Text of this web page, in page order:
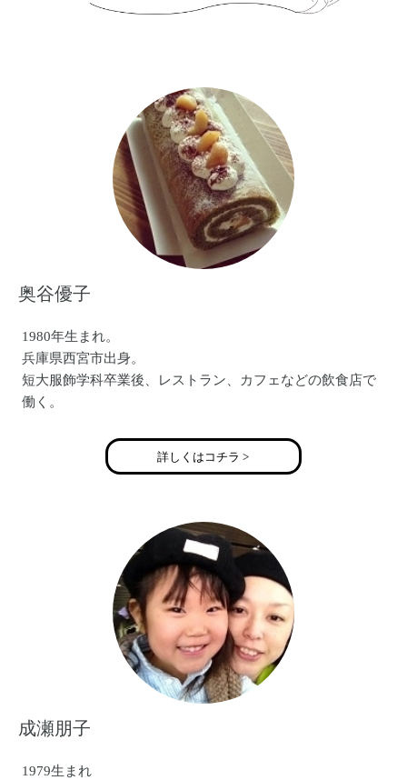
奥谷優子
1980年生まれ。
兵庫県西宮市出身。
短大服飾学科卒業後、レストラン、カフェなどの飲食店で
働く。
詳しくはコチラ >
成瀬朋子
1979生まれ